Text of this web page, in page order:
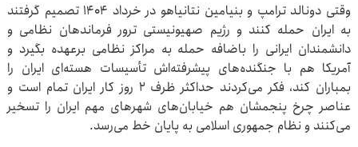
وقتی دونالد ترامپ و بنیامین نتانیاهو در خرداد ۱۴۰۴ تصمیم گرفتند
به ایران حمله کنند و رژیم صهیونیستی ترور فرماندهان نظامی و
دانشمندان ایرانی را باضافه حمله به مراکز نظامی برعهده بگیرد و
آمریکا هم با جنگنده‌های پیشرفته‌اش تأسیسات هسته‌ای ایران را
بمباران کند، فکر می‌کردند حداکثر ظرف ۲ روز کار ایران تمام است و
عناصر چرخ پنجمشان هم خیابان‌های شهرهای مهم ایران را تسخیر
می‌کنند و نظام جمهوری اسلامی به پایان خط می‌رسد.